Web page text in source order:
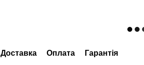
Доставка Оплата Гарантія